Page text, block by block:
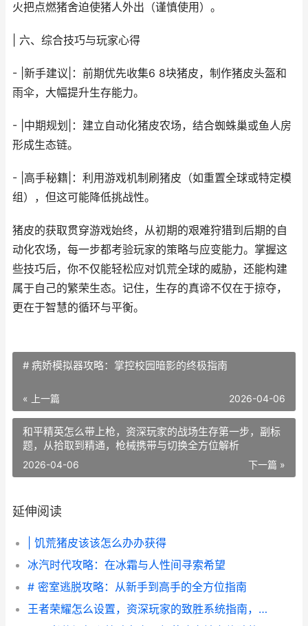
火把点燃猪舍迫使猪人外出（谨慎使用）。
| 六、综合技巧与玩家心得
- |新手建议|：前期优先收集6 8块猪皮，制作猪皮头盔和
雨伞，大幅提升生存能力。
- |中期规划|：建立自动化猪皮农场，结合蜘蛛巢或鱼人房
形成生态链。
- |高手秘籍|：利用游戏机制刷猪皮（如重置全球或特定模
组），但这可能降低挑战性。
猪皮的获取贯穿游戏始终，从初期的艰难狩猎到后期的自
动化农场，每一步都考验玩家的策略与应变能力。掌握这
些技巧后，你不仅能轻松应对饥荒全球的威胁，还能构建
属于自己的繁荣生态。记住，生存的真谛不仅在于掠夺，
更在于智慧的循环与平衡。
# 病娇模拟器攻略：掌控校园暗影的终极指南
« 上一篇 2026-04-06
和平精英怎么带上枪，资深玩家的战场生存第一步，副标
题，从拾取到精通，枪械携带与切换全方位解析
下一篇 »
2026-04-06
延伸阅读
| 饥荒猪皮该该怎么办办获得
冰汽时代攻略：在冰霜与人性间寻索希望
# 密室逃脱攻略：从新手到高手的全方位指南
王者荣耀怎么设置，资深玩家的致胜系统指南，副标题，从操作到界面全面优化攻略